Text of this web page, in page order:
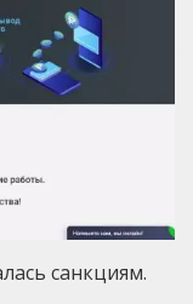
санкциям.